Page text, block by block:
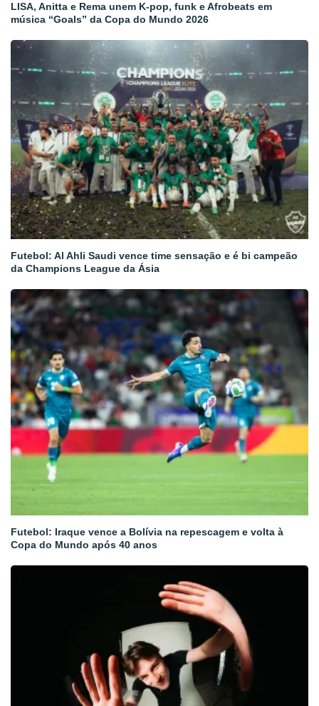
LISA, Anitta e Rema unem K-pop, funk e Afrobeats em
música “Goals” da Copa do Mundo 2026
Futebol: Al Ahli Saudi vence time sensação e é bi campeão
da Champions League da Ásia
Futebol: Iraque vence a Bolívia na repescagem e volta à
Copa do Mundo após 40 anos